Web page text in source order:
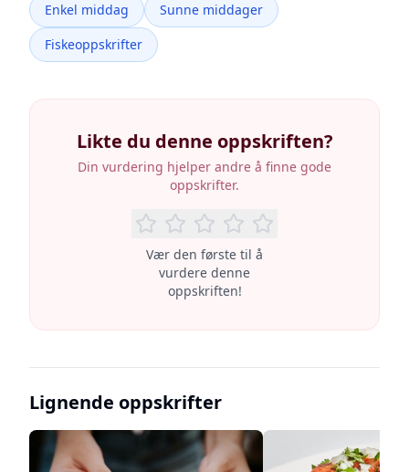
Enkel middag
Sunne middager
Fiskeoppskrifter
Likte du denne oppskriften?
Din vurdering hjelper andre å finne gode
oppskrifter.
Vær den første til å
vurdere denne
oppskriften!
Lignende oppskrifter